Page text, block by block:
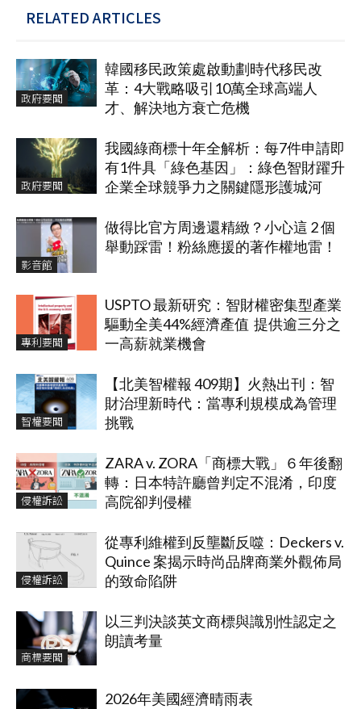
RELATED ARTICLES
政府要聞
韓國移民政策處啟動劃時代移民改
革：4大戰略吸引10萬全球高端人
才、解決地方衰亡危機
政府要聞
我國綠商標十年全解析：每7件申請即
有1件具「綠色基因」：綠色智財躍升
企業全球競爭力之關鍵隱形護城河
影音館
做得比官方周邊還精緻？小心這 2 個
舉動踩雷！粉絲應援的著作權地雷！
專利要聞
USPTO 最新研究：智財權密集型產業
驅動全美44%經濟產值 提供逾三分之
一高薪就業機會
智權要聞
【北美智權報 409期】火熱出刊：智
財治理新時代：當專利規模成為管理
挑戰
侵權訴訟
ZARA v. ZORA「商標大戰」６年後翻
轉：日本特許廳曾判定不混淆，印度
高院卻判侵權
侵權訴訟
從專利維權到反壟斷反噬：Deckers v.
Quince 案揭示時尚品牌商業外觀佈局
的致命陷阱
商標要聞
以三判決談英文商標與識別性認定之
朗讀考量
2026年美國經濟晴雨表